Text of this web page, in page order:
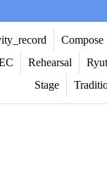
Compose
Rehearsal
Stage